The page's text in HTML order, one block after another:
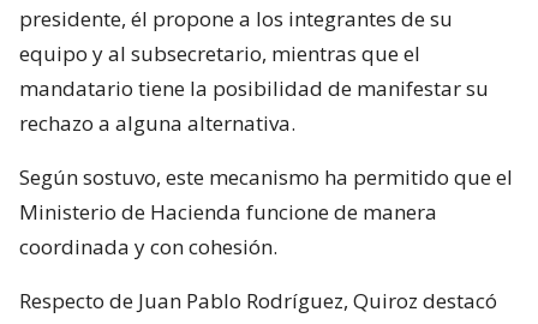
presidente, él propone a los integrantes de su
equipo y al subsecretario, mientras que el
mandatario tiene la posibilidad de manifestar su
rechazo a alguna alternativa.
Según sostuvo, este mecanismo ha permitido que el
Ministerio de Hacienda funcione de manera
coordinada y con cohesión.
Respecto de Juan Pablo Rodríguez, Quiroz destacó